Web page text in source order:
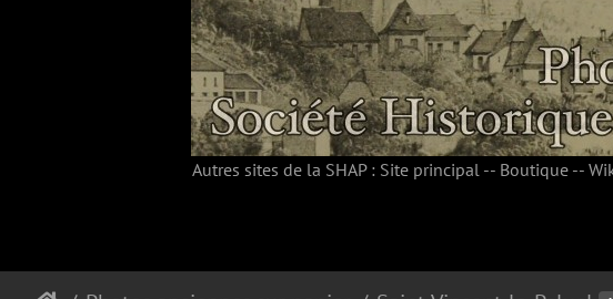
Autres sites de la SHAP : Site principal -- Boutique --